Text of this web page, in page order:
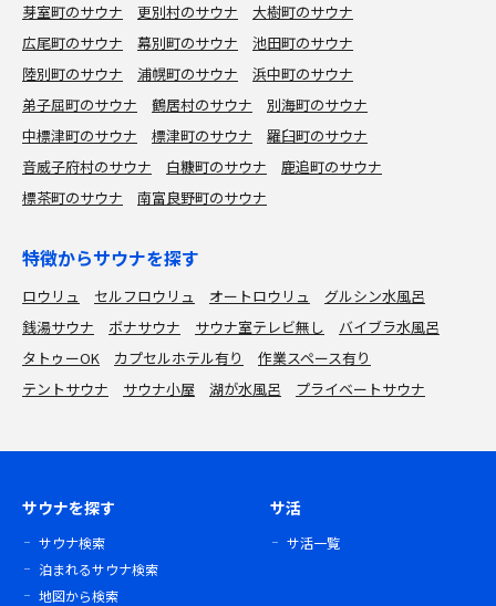
芽室町のサウナ
更別村のサウナ
大樹町のサウナ
広尾町のサウナ
幕別町のサウナ
池田町のサウナ
陸別町のサウナ
浦幌町のサウナ
浜中町のサウナ
弟子屈町のサウナ
鶴居村のサウナ
別海町のサウナ
中標津町のサウナ
標津町のサウナ
羅臼町のサウナ
音威子府村のサウナ
白糠町のサウナ
鹿追町のサウナ
標茶町のサウナ
南富良野町のサウナ
特徴からサウナを探す
ロウリュ セルフロウリュ オートロウリュ
グルシン水風呂
銭湯サウナ
ボナサウナ サウナ室テレビ無し
バイブラ水風呂
タトゥーOK
カプセルホテル有り
作業スペース有り
テントサウナ
サウナ小屋 湖が水風呂 プライベートサウナ
サウナを探す
サウナ検索
泊まれるサウナ検索
地図から検索
サ活
サ活一覧